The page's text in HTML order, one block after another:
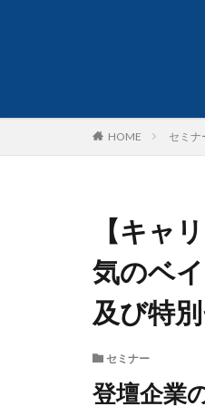
HOME セミナ
【キャ
気のベ
及び特
セミナー
登壇企業